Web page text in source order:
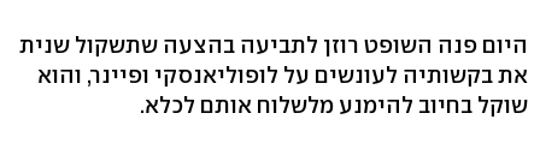
היום פנה השופט רוזן לתביעה בהצעה שתשקול שנית
את בקשותיה לעונשים על לופוליאנסקי ופיינר, והוא
שוקל בחיוב להימנע מלשלוח אותם לכלא.